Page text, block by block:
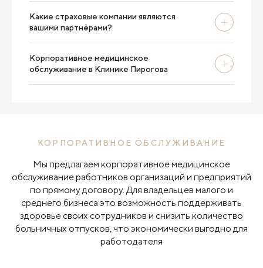
Какие страховые компании являются
вашими партнёрами?
Корпоративное медицинское
обслуживание в Клинике Пирогова
КОРПОРАТИВНОЕ ОБСЛУЖИВАНИЕ
Мы предлагаем корпоративное медицинское
обслуживание работников организаций и предприятий
по прямому договору. Для владельцев малого и
среднего бизнеса это возможность поддерживать
здоровье своих сотрудников и снизить количество
больничных отпусков, что экономически выгодно для
работодателя